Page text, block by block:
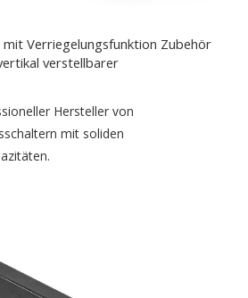
mit Verriegelungsfunktion Zubehör
verstellbarer
Hersteller von
mit soliden